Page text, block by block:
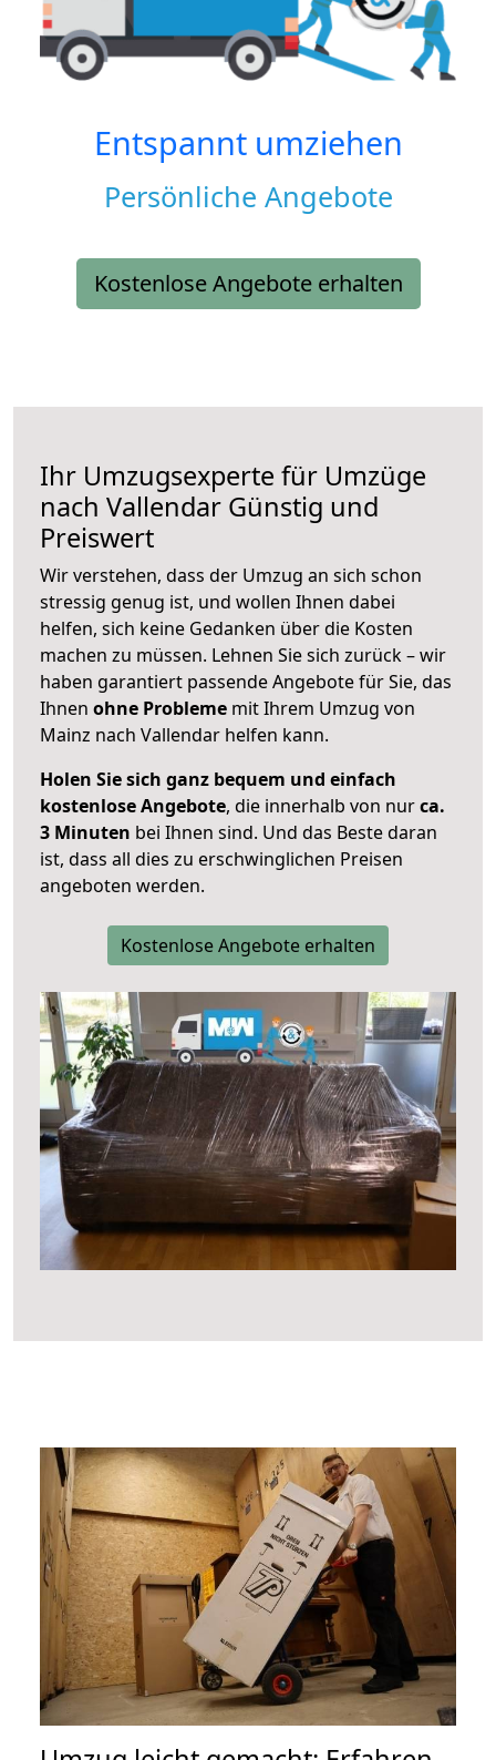
Entspannt umziehen
Persönliche Angebote
Kostenlose Angebote erhalten
Ihr Umzugsexperte für Umzüge
nach Vallendar Günstig und
Preiswert
Wir verstehen, dass der Umzug an sich schon
stressig genug ist, und wollen Ihnen dabei
helfen, sich keine Gedanken über die Kosten
machen zu müssen. Lehnen Sie sich zurück – wir
haben garantiert passende Angebote für Sie, das
Ihnen ohne Probleme mit Ihrem Umzug von
Mainz nach Vallendar helfen kann.
Holen Sie sich ganz bequem und einfach
kostenlose Angebote, die innerhalb von nurca.
3 Minuten bei Ihnen sind. Und das Beste daran
ist, dass all dies zu erschwinglichen Preisen
angeboten werden.
Kostenlose Angebote erhalten